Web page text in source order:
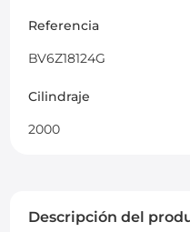
Referencia
BV6Z18124G
Cilindraje
2000
Descripción del